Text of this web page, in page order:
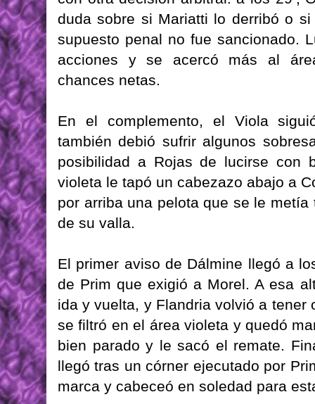
duda sobre si Mariatti lo derribó o
supuesto penal no fue sancionado.
acciones y se acercó más al
chances netas.
En el complemento, el Viola
también debió sufrir algunos
posibilidad a Rojas de lucirse con
violeta le tapó un cabezazo abajo a
por arriba una pelota que se le
de su valla.
El primer aviso de Dálmine llegó a
de Prim que exigió a Morel. A esa
ida y vuelta, y Flandria volvió a tener
se filtró en el área violeta y quedó
bien parado y le sacó el remate.
llegó tras un córner ejecutado por
marca y cabeceó en soledad para